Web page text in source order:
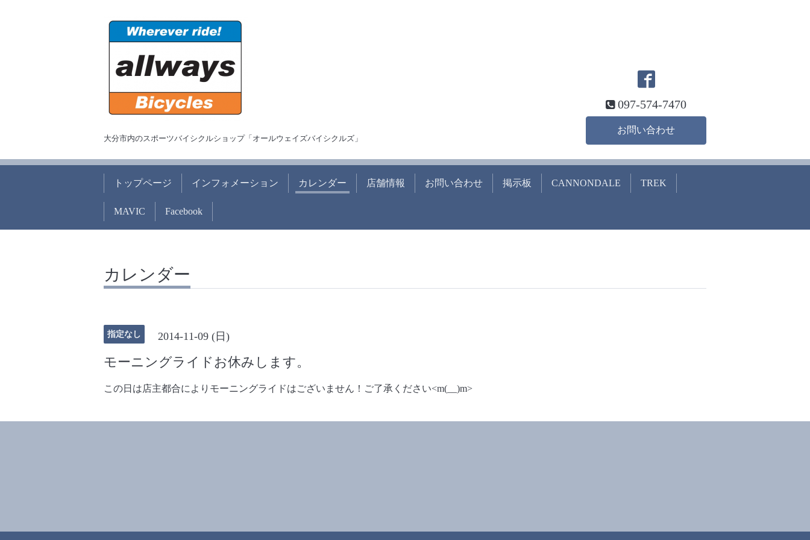
大分市内のスポーツバイシクルショップ「オールウェイズバイシクルズ」
097-574-7470
お問い合わせ
トップページ インフォメーション カレンダー 店舗情報 お問い合わせ 掲示板 CANNONDALE TREK
MAVIC Facebook
カレンダー
指定なし 2014-11-09 (日)
モーニングライドお休みします。
この日は店主都合によりモーニングライドはございません！ご了承ください<m(__)m>